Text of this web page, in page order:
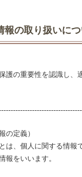
報の取り扱いに
護の重要性を認識し、
の定義）
は、個人に関する情報
報をいいます。